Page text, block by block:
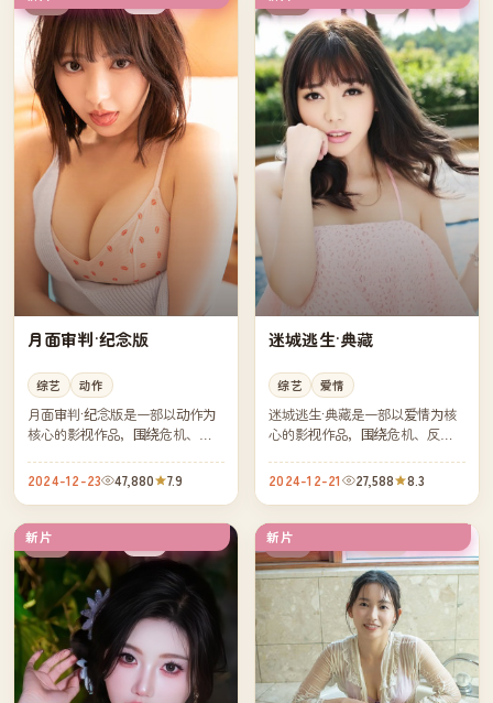
月面审判·纪念版
综艺 动作
月面审判·纪念版是一部以动作为
核心的影视作品，围绕危机、反
凑，值得推荐观看。
2024-12-23 47,880 7.9
迷城逃生·典藏
综艺 爱情
迷城逃生·典藏是一部以爱情为核
心的影视作品，围绕危机、反转
凑，值得推荐观看。
2024-12-21 27,588 8.3
新片
中国 新片
中国